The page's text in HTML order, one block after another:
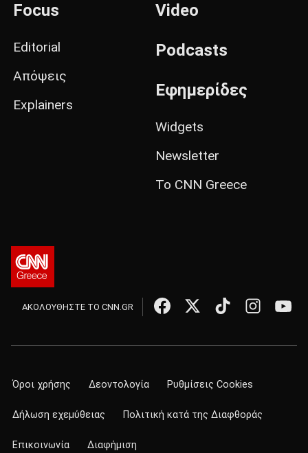
Focus
Editorial
Απόψεις
Explainers
Video
Podcasts
Εφημερίδες
Widgets
Newsletter
Το CNN Greece
ΑΚΟΛΟΥΘΗΣΤΕ ΤΟ CNN.GR
Όροι χρήσης Δεοντολογία Ρυθμίσεις Cookies
Δήλωση εχεμύθειας Πολιτική κατά της Διαφθοράς
Επικοινωνία Διαφήμιση